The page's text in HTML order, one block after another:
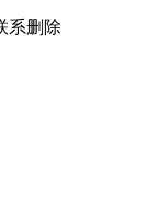
系删除